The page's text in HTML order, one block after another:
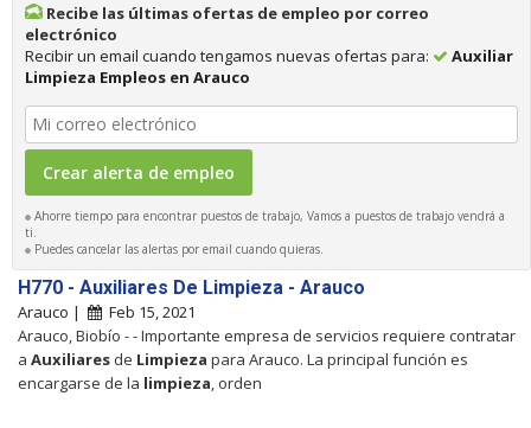
Recibe las últimas ofertas de empleo por correo
electrónico
Recibir un email cuando tengamos nuevas ofertas para:
Auxiliar
Limpieza Empleos en Arauco
Ahorre tiempo para encontrar puestos de trabajo, Vamos a puestos de trabajo vendrá a
ti.
Puedes cancelar las alertas por email cuando quieras.
H770 - Auxiliares De Limpieza - Arauco
Arauco |
Feb 15, 2021
Arauco, Biobío - - Importante empresa de servicios requiere contratar
a Auxiliares de Limpieza para Arauco. La principal función es
encargarse de la limpieza , orden